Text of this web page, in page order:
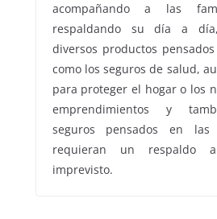
acompañando a las
respaldando su día a
diversos productos
como los seguros de salud,
para proteger el hogar o los
emprendimientos y
seguros pensados en las
requieran un respaldo
imprevisto.